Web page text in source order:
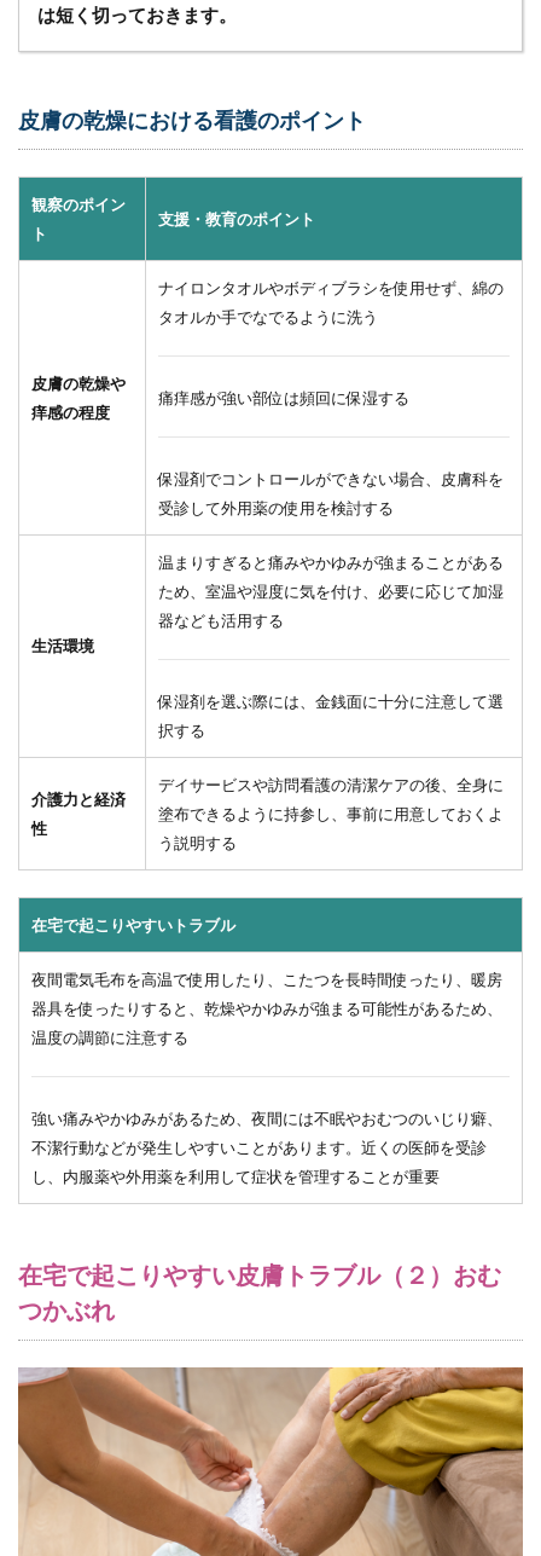
を療養
族に理
もらう
5.2
（２）
利用
者・家
単で安
5.2.1
家庭で
品
ラブル
切
6
ま
め
は短く切っておきます。
皮膚の乾燥における看護のポイント
観察のポイン
ト
支援・教育のポイント
皮膚の乾燥や
痒感の程度
ナイロンタオルやボディブラシを使用せず、綿の
タオルか手でなでるように洗う
痛痒感が強い部位は頻回に保湿する
保湿剤でコントロールができない場合、皮膚科を
受診して外用薬の使用を検討する
生活環境
温まりすぎると痛みやかゆみが強まることがある
ため、室温や湿度に気を付け、必要に応じて加湿
器なども活用する
保湿剤を選ぶ際には、金銭面に十分に注意して選
択する
介護力と経済
性
デイサービスや訪問看護の清潔ケアの後、全身に
塗布できるように持参し、事前に用意しておくよ
う説明する
在宅で起こりやすいトラブル
夜間電気毛布を高温で使用したり、こたつを長時間使ったり、暖房
器具を使ったりすると、乾燥やかゆみが強まる可能性があるため、
温度の調節に注意する
強い痛みやかゆみがあるため、夜間には不眠やおむつのいじり癖、
不潔行動などが発生しやすいことがあります。近くの医師を受診
し、内服薬や外用薬を利用して症状を管理することが重要
在宅で起こりやすい皮膚トラブル（２）おむ
つかぶれ